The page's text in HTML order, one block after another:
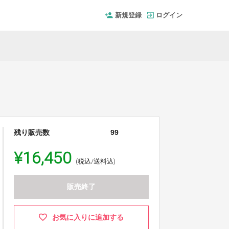
新規登録 ログイン
残り販売数 99
¥16,450 (税込/送料込)
販売終了
お気に入りに追加する